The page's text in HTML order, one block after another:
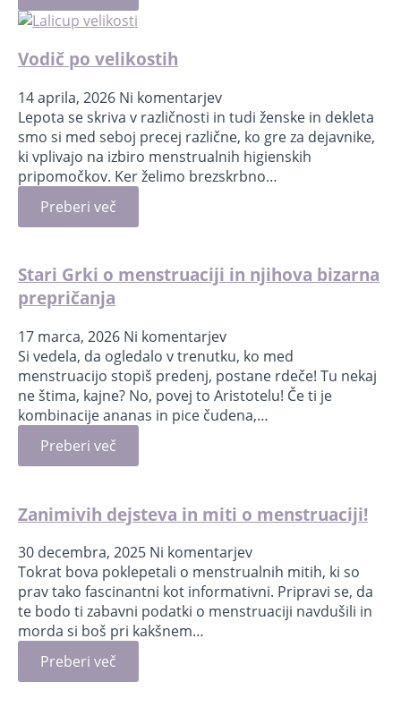
Vodič po velikostih
14 aprila, 2026 Ni komentarjev
Lepota se skriva v različnosti in tudi ženske in dekleta
smo si med seboj precej različne, ko gre za dejavnike,
ki vplivajo na izbiro menstrualnih higienskih
pripomočkov. Ker želimo brezskrbno…
Preberi več
Stari Grki o menstruaciji in njihova bizarna
prepričanja
17 marca, 2026 Ni komentarjev
Si vedela, da ogledalo v trenutku, ko med
menstruacijo stopiš predenj, postane rdeče! Tu nekaj
ne štima, kajne? No, povej to Aristotelu! Če ti je
kombinacije ananas in pice čudena,…
Preberi več
Zanimivih dejsteva in miti o menstruaciji!
30 decembra, 2025 Ni komentarjev
Tokrat bova poklepetali o menstrualnih mitih, ki so
prav tako fascinantni kot informativni. Pripravi se, da
te bodo ti zabavni podatki o menstruaciji navdušili in
morda si boš pri kakšnem…
Preberi več